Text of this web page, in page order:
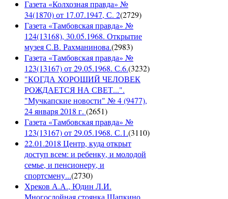
Газета «Колхозная правда» №
34(1870) от 17.07.1947, С. 2(2729)
Газета «Тамбовская правда» №
124(13168), 30.05.1968. Открытие
музея С.В. Рахманинова.(2983)
Газета «Тамбовская правда» №
123(13167) от 29.05.1968. С.6.(3232)
"КОГДА ХОРОШИЙ ЧЕЛОВЕК
РОЖДАЕТСЯ НА СВЕТ...".
"Мучкапские новости" № 4 (9477),
24 января 2018 г. (2651)
Газета «Тамбовская правда» №
123(13167) от 29.05.1968. С.1.(3110)
22.01.2018 Центр, куда открыт
доступ всем: и ребенку, и молодой
семье, и пенсионеру, и
спортсмену...(2730)
Хреков А.А., Юдин Л.И.